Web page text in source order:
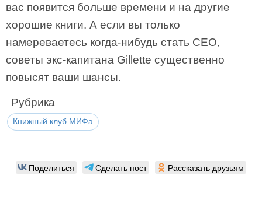
вас появится больше времени и на другие
хорошие книги. А если вы только
намереваетесь когда-нибудь стать СЕО,
советы экс-капитана Gillette существенно
повысят ваши шансы.
Рубрика
Книжный клуб МИФа
Поделиться Сделать пост Рассказать друзьям